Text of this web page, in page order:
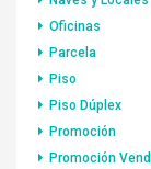
Oficinas
Parcela
Piso
Piso Dúplex
Promoción
Promoción